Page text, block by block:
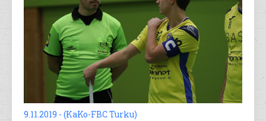
9.11.2019 - (KaKo-FBC Turku)